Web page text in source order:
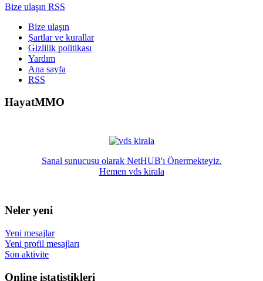
Bize ulaşın RSS
Bize ulaşın
Şartlar ve kurallar
Gizlilik politikası
Yardım
Ana sayfa
RSS
HayatMMO
Sanal sunucusu olarak NetHUB'ı Önermekteyiz.
Hemen vds kirala
Neler yeni
Yeni mesajlar
Yeni profil mesajları
Son aktivite
Online istatistikleri